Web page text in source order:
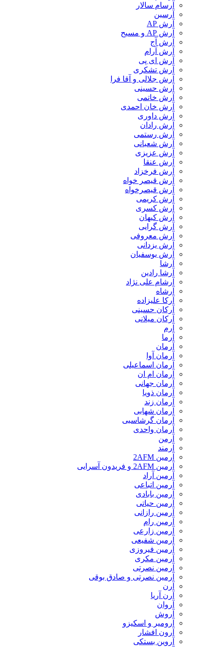
آرسام سالار
آرسین
آرش AP
آرش AP و مسیح
آرش آج
آرش آرام
آرش ای پی
آرش تشکری
آرش جلالی و آقا فرا
آرش حسینی
آرش خاتمی
آرش خان احمدی
آرش داوری
آرش رادان
آرش رستمى
آرش شعبانی
آرش عزیزی
آرش عنقا
آرش فرخزاد
آرش قیصر خواه
آرش قیصرخواه
آرش کریمی
آرش کسری
آرش کیهان
آرش گرایی
آرش معروفی
آرش یزدانی
آرش یوسفیان
آرشا
آرشا رادین
آرشام علی نژاد
آرشاه
آرکا علیزاده
آرکان حسینی
آرکان میلانی
آرم
آرما
آرمان
آرمان آوا
آرمان اسماعیلی
آرمان ام ان
آرمان جهانی
آرمان ذویا
آرمان زند
آرمان شهابی
آرمان گرشاسبی
آرمان واحدی
آرمن
آرمند
آرمین 2AFM
آرمین 2AFM و فریدون آسرایی
آرمین آراد
آرمین اتباعی
آرمین بابادی
آرمین حیاتی
آرمین رازانی
آرمین رام
آرمین زارعی
آرمین شفیعی
آرمین فیروزی
آرمین مکری
آرمین نصرتی
آرمین نصرتی و صادق بوقی
آرن
آرن آریا
آروان
آروش
آرومیر و اسکیزو
آرون افشار
آروین بستکی